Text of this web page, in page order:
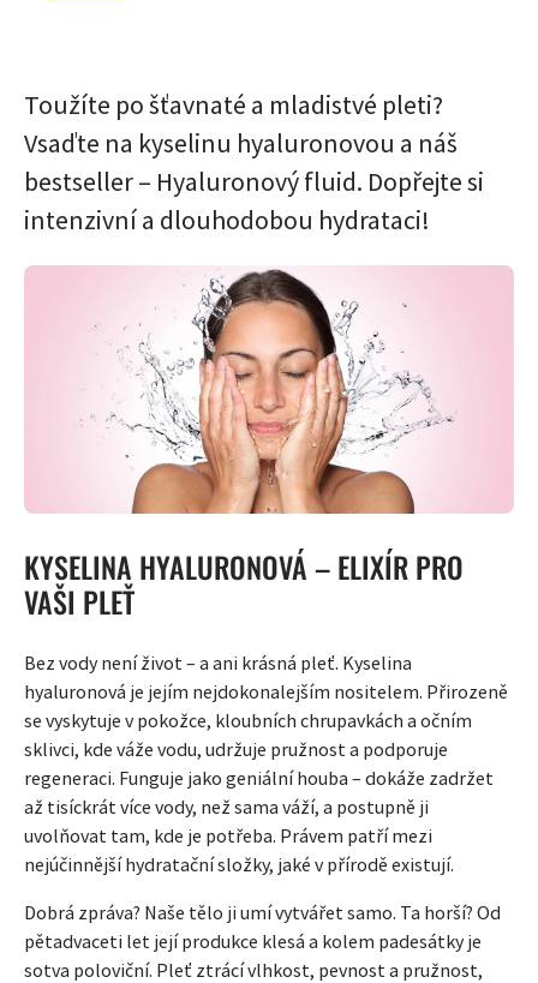
Toužíte po šťavnaté a mladistvé pleti?
Vsaďte na kyselinu hyaluronovou a náš
bestseller – Hyaluronový fluid. Dopřejte si
intenzivní a dlouhodobou hydrataci!
KYSELINA HYALURONOVÁ – ELIXÍR PRO
VAŠI PLEŤ
Bez vody není život – a ani krásná pleť. Kyselina
hyaluronová je jejím nejdokonalejším nositelem. Přirozeně
se vyskytuje v pokožce, kloubních chrupavkách a očním
sklivci, kde váže vodu, udržuje pružnost a podporuje
regeneraci. Funguje jako geniální houba – dokáže zadržet
až tisíckrát více vody, než sama váží, a postupně ji
uvolňovat tam, kde je potřeba. Právem patří mezi
nejúčinnější hydratační složky, jaké v přírodě existují.
Dobrá zpráva? Naše tělo ji umí vytvářet samo. Ta horší? Od
pětadvaceti let její produkce klesá a kolem padesátky je
sotva poloviční. Pleť ztrácí vlhkost, pevnost a pružnost,